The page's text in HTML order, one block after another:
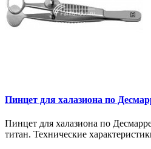
Пинцет для халазиона по
Пинцет для халазиона по
титан. Технические